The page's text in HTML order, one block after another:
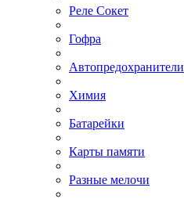
Реле Сокет
Гофра
Автопредохранители
Химия
Батарейки
Карты памяти
Разные мелочи